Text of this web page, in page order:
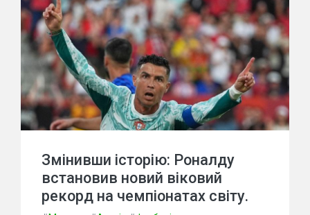
Змінивши історію: Роналду
встановив новий віковий
рекорд на чемпіонатах світу.